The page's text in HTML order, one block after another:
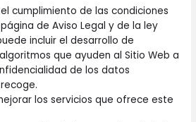
cumplimiento de las condiciones
de Aviso Legal y de la ley
incluir el desarrollo de
que ayuden al Sitio Web a
de los datos
los servicios que ofrece este